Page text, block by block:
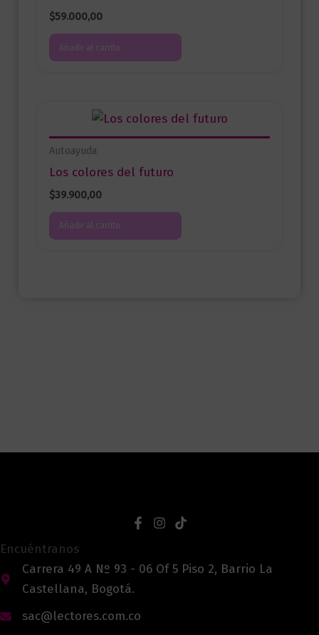
$59.000,00
Añadir al carrito
Autoayuda
Los colores del futuro
$39.900,00
Añadir al carrito
Encuéntranos
Carrera 49 A Nº 93 - 06 Of 5 Piso 2, Barrio La
Castellana, Bogotá.
sac@lectores.com.co